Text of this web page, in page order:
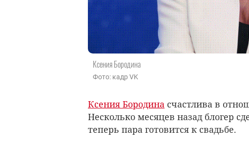
Ксения Бородина
Фото: кадр VK
Ксения Бородина счастлива в
Несколько месяцев назад блогер
теперь пара готовится к свадьбе.